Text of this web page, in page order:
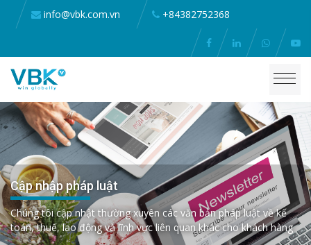
info@vbk.com.vn +84382752368
Cập nhập pháp luật
Chúng tôi cập nhật thường xuyên các văn bản pháp luật về kế
toán, thuế, lao động và lĩnh vực liên quan khác cho khách hàng